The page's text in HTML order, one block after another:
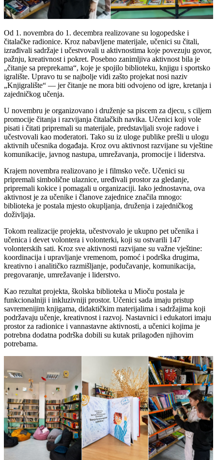
Od 1. novembra do 1. decembra realizovane su logopedske i
čitalačke radionice. Kroz nabavljene materijale, učenici su čitali,
izrađivali sadržaje i učestvovali u aktivnostima koje povezuju govor,
pažnju, kreativnost i pokret. Posebno zanimljiva aktivnost bila je
„čitanje sa preprekama“, koje je spojilo biblioteku, knjigu i sportsko
igralište. Upravo tu se najbolje vidi zašto projekat nosi naziv
„Knjigralište“ — jer čitanje ne mora biti odvojeno od igre, kretanja i
zajedničkog učenja.
U novembru je organizovano i druženje sa piscem za djecu, s ciljem
promocije čitanja i razvijanja čitalačkih navika. Učenici koji vole
pisati i čitati pripremali su materijale, predstavljali svoje radove i
učestvovali kao moderatori. Tako su iz uloge publike prešli u ulogu
aktivnih učesnika događaja. Kroz ovu aktivnost razvijane su vještine
komunikacije, javnog nastupa, umrežavanja, promocije i liderstva.
Krajem novembra realizovano je i filmsko veče. Učenici su
pripremali simbolične ulaznice, uređivali prostor za gledanje,
pripremali kokice i pomagali u organizaciji. Iako jednostavna, ova
aktivnost je za učenike i članove zajednice značila mnogo:
biblioteka je postala mjesto okupljanja, druženja i zajedničkog
doživljaja.
Tokom realizacije projekta, učestvovalo je ukupno pet učenika i
učenica i devet volontera i volonterki, koji su ostvarili 147
volonterskih sati. Kroz sve aktivnosti razvijane su važne vještine:
koordinacija i upravljanje vremenom, pomoć i podrška drugima,
kreativno i analitičko razmišljanje, podučavanje, komunikacija,
pregovaranje, umrežavanje i liderstvo.
Kao rezultat projekta, školska biblioteka u Mioču postala je
funkcionalniji i inkluzivniji prostor. Učenici sada imaju pristup
savremenijim knjigama, didaktičkim materijalima i sadržajima koji
podržavaju učenje, kreativnost i razvoj. Nastavnici i edukatori imaju
prostor za radionice i vannastavne aktivnosti, a učenici kojima je
potrebna dodatna podrška dobili su kutak prilagođen njihovim
potrebama.